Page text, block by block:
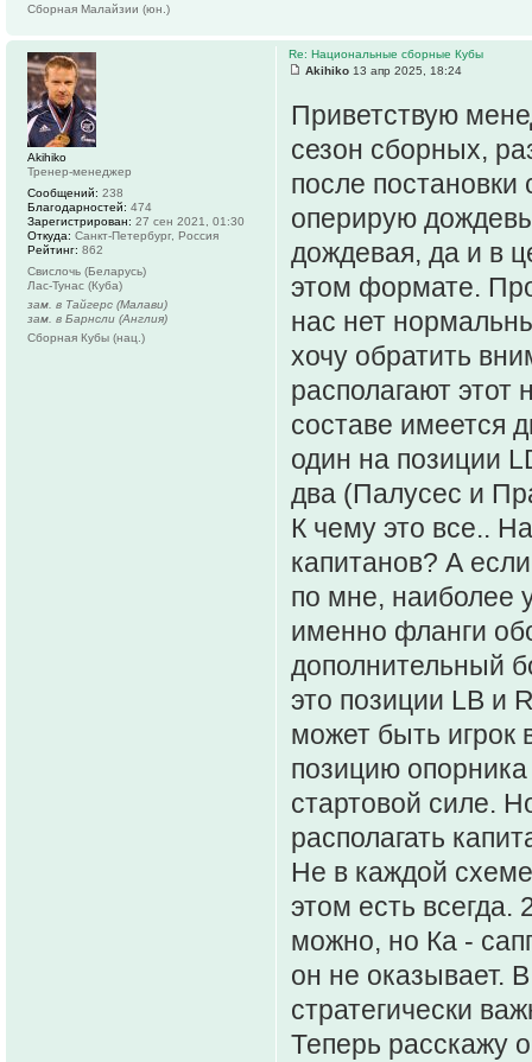
Сборная Малайзии (юн.)
Re: Национальные сборные Кубы
Akihiko 13 апр 2025, 18:24
Приветствую
сезон сборных,
после постановки
оперирую
дождевая, да и в
этом формате.
нас нет
хочу обратить
располагают
составе имеется
один на позиции
два (Палусес и
К чему это все..
капитанов? А
по мне, наиболее
именно фланги
дополнительный
это позиции LB и
может быть игрок
позицию опорника
стартовой силе.
располагать
Не в каждой
этом есть всегда.
можно, но Ка -
он не оказывает.
стратегически
Теперь расскажу
Akihiko
Тренер-менеджер
Сообщений: 238
Благодарностей: 474
Зарегистрирован: 27 сен 2021, 01:30
Откуда: Санкт-Петербург, Россия
Рейтинг: 862
Свислочь (Беларусь)
Лас-Тунас (Куба)
зам. в Тайгерс (Малави)
зам. в Барнсли (Англия)
Сборная Кубы (нац.)